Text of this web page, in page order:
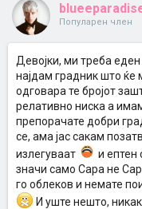
Популарен член
Девојки, ми треба еден
најдам градник што ќе
одговара те бројот
релативно ниска а
препорачате добри
се, ама јас сакам
излегуваат
и ептен
значи само Сара не
го облеков и немате
И уште нешто,